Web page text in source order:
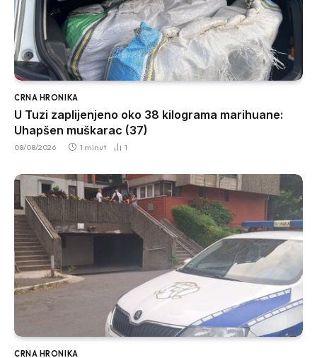
CRNA HRONIKA
U Tuzi zaplijenjeno oko 38 kilograma marihuane:
Uhapšen muškarac (37)
08/08/2026 1 minut 1
CRNA HRONIKA